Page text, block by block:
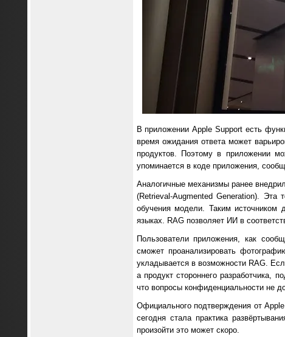
В приложении Apple Support есть
время ожидания ответа может
продуктов. Поэтому в приложении
упоминается в коде приложения,
Аналогичные механизмы ранее
(Retrieval-Augmented Generation). Эта
обучения модели. Таким источником
языках. RAG позволяет ИИ в
Пользователи приложения, как
сможет проанализировать
укладывается в возможности RAG.
а продукт стороннего разработчика,
что вопросы конфиденциальности не
Официального подтверждения от
сегодня стала практика
произойти это может скоро.